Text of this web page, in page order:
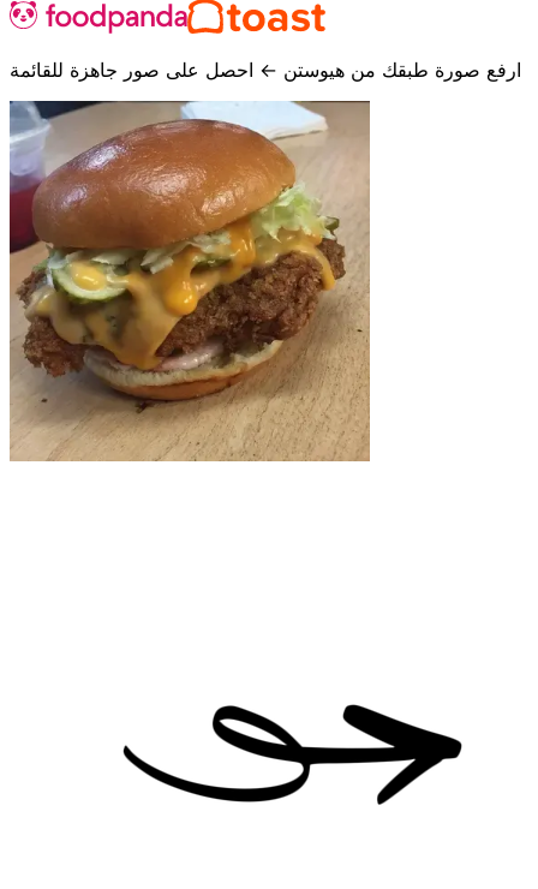
ارفع صورة طبقك من هيوستن ← احصل على صور جاهزة للقائمة